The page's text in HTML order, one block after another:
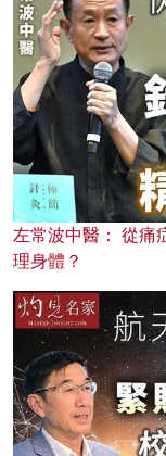
左常波中醫： 從痛
理身體？